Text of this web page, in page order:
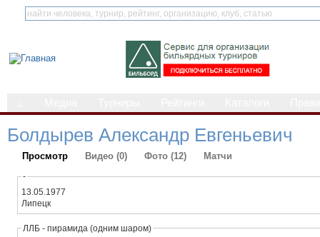
Болдырев Александр Евгеньевич
Просмотр Видео (0) Фото (12) Матчи
-
13.05.1977
Липецк
ЛЛБ - пирамида (одним шаром)